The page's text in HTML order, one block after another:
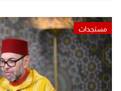
مستجدات